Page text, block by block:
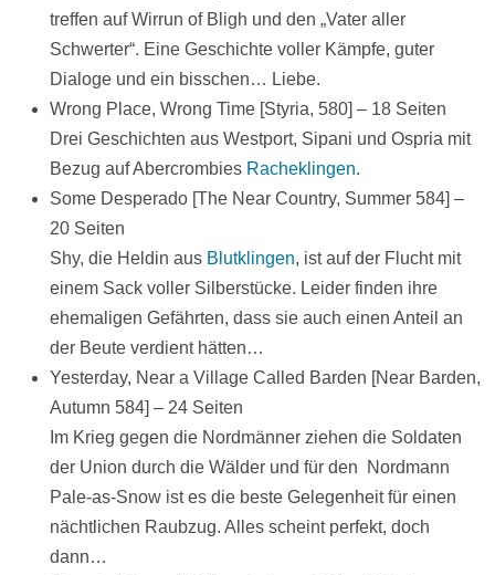
treffen auf Wirrun of Bligh und den „Vater aller
Schwerter“. Eine Geschichte voller Kämpfe, guter
Dialoge und ein bisschen… Liebe.
Wrong Place, Wrong Time [Styria, 580] – 18 Seiten
Drei Geschichten aus Westport, Sipani und Ospria mit
Bezug auf Abercrombies Racheklingen.
Some Desperado [The Near Country, Summer 584] –
20 Seiten
Shy, die Heldin aus Blutklingen, ist auf der Flucht mit
einem Sack voller Silberstücke. Leider finden ihre
ehemaligen Gefährten, dass sie auch einen Anteil an
der Beute verdient hätten…
Yesterday, Near a Village Called Barden [Near Barden,
Autumn 584] – 24 Seiten
Im Krieg gegen die Nordmänner ziehen die Soldaten
der Union durch die Wälder und für den Nordmann
Pale-as-Snow ist es die beste Gelegenheit für einen
nächtlichen Raubzug. Alles scheint perfekt, doch
dann…